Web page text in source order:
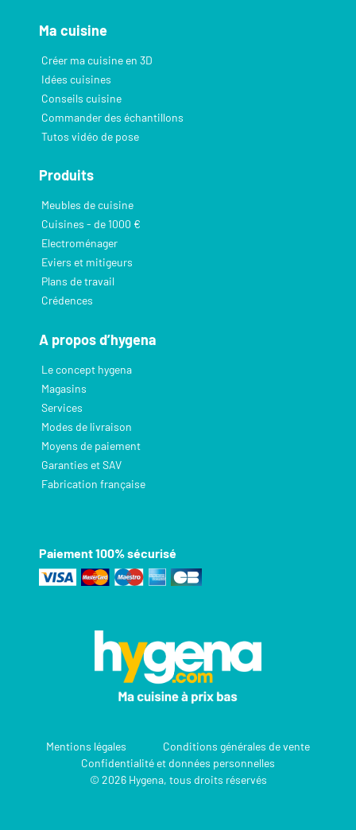
Ma cuisine
Créer ma cuisine en 3D
Idées cuisines
Conseils cuisine
Commander des échantillons
Tutos vidéo de pose
Produits
Meubles de cuisine
Cuisines - de 1000 €
Electroménager
Eviers et mitigeurs
Plans de travail
Crédences
A propos d’hygena
Le concept hygena
Magasins
Services
Modes de livraison
Moyens de paiement
Garanties et SAV
Fabrication française
Paiement 100% sécurisé
Mentions légales
Conditions générales de vente
Confidentialité et données personnelles
© 2026 Hygena, tous droits réservés